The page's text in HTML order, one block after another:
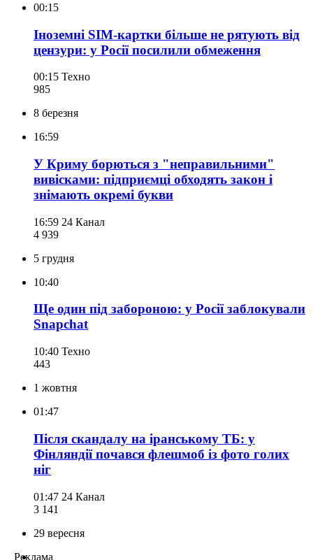
00:15
Іноземні SIM-картки більше не рятують від
цензури: у Росії посилили обмеження
00:15 Техно
985
8 березня
16:59
У Криму борються з "неправильними"
вивісками: підприємці обходять закон і
знімають окремі букви
16:59 24 Канал
4 939
5 грудня
10:40
Ще один під забороною: у Росії заблокували
Snapchat
10:40 Техно
443
1 жовтня
01:47
Після скандалу на іранському ТБ: у
Фінляндії почався флешмоб із фото голих
ніг
01:47 24 Канал
3 141
29 вересня
Реклама